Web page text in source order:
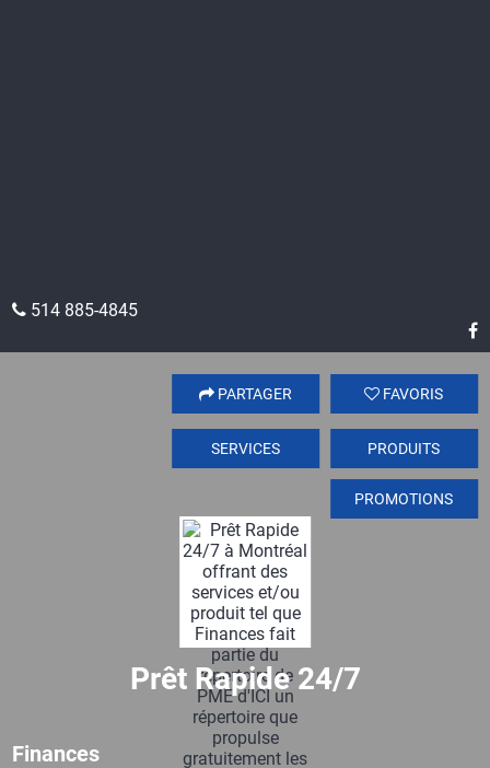
514 885-4845
Prêt Rapide 24/7
Finances
FAVORIS
PARTAGER
PRODUITS
SERVICES
PROMOTIONS